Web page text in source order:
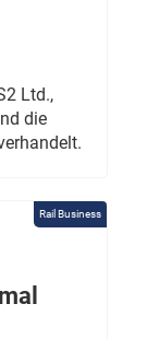
Ltd.,
die
Rail Business